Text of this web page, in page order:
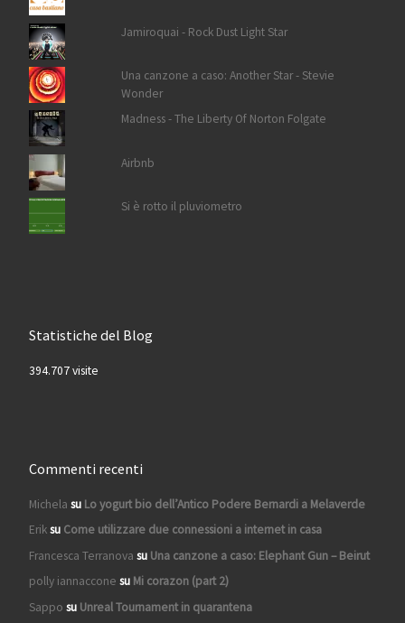
Jamiroquai - Rock Dust Light Star
Una canzone a caso: Another Star - Stevie
Wonder
Madness - The Liberty Of Norton Folgate
Airbnb
Si è rotto il pluviometro
Statistiche del Blog
394.707 visite
Commenti recenti
Michela su Lo yogurt bio dell’Antico Podere Bernardi a Melaverde
Eriksu Come utilizzare due connessioni a internet in casa
Francesca Terranova su Una canzone a caso: Elephant Gun – Beirut
polly iannaccone su Mi corazon (part 2)
Sappo su Unreal Tournament in quarantena